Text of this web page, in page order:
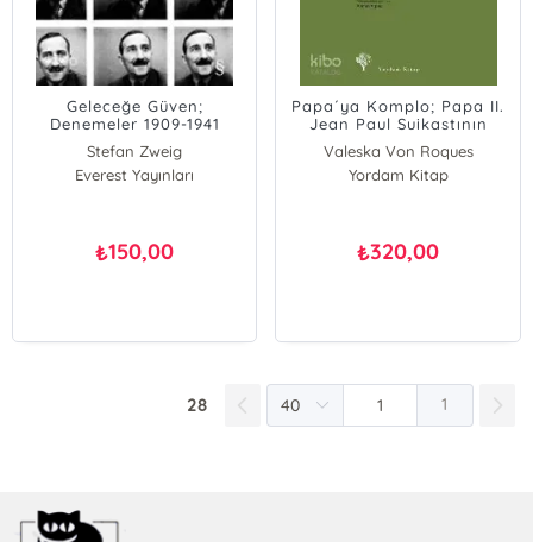
Geleceğe Güven;
Denemeler 1909-1941
Stefan Zweig
Everest Yayınları
₺150,00
Papa´ya Komplo; Papa II.
Jean Paul Suikastının
Perde Arkası
Valeska Von Roques
Yordam Kitap
₺320,00
28 1